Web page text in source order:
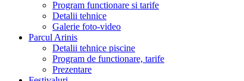
Program functionare si tarife
Detalii tehnice
Galerie foto-video
Parcul Arinis
Detalii tehnice piscine
Program de functionare, tarife
Prezentare